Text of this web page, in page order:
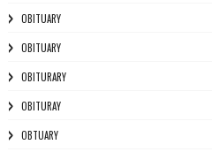
OBITUARY
OBITUARY
OBITURARY
OBITURAY
OBTUARY